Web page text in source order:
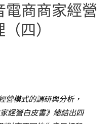
商商家經營
四）
營模式的調研與分析，
經營白皮書》總結出四